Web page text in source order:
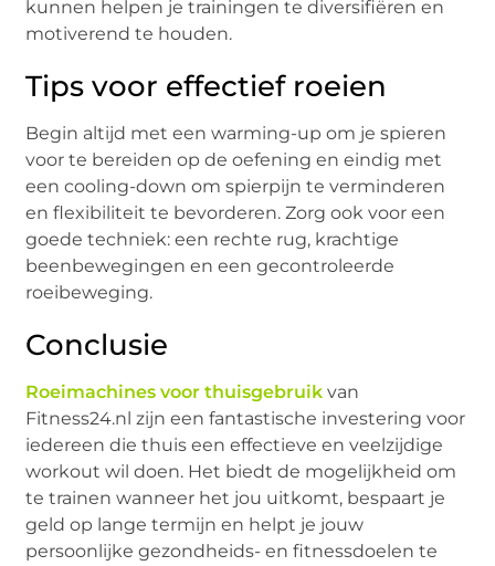
kunnen helpen je trainingen te diversifiëren en
motiverend te houden.
Tips voor effectief roeien
Begin altijd met een warming-up om je spieren
voor te bereiden op de oefening en eindig met
een cooling-down om spierpijn te verminderen
en flexibiliteit te bevorderen. Zorg ook voor een
goede techniek: een rechte rug, krachtige
beenbewegingen en een gecontroleerde
roeibeweging.
Conclusie
Roeimachines voor thuisgebruik van
Fitness24.nl zijn een fantastische investering voor
iedereen die thuis een effectieve en veelzijdige
workout wil doen. Het biedt de mogelijkheid om
te trainen wanneer het jou uitkomt, bespaart je
geld op lange termijn en helpt je jouw
persoonlijke gezondheids- en fitnessdoelen te